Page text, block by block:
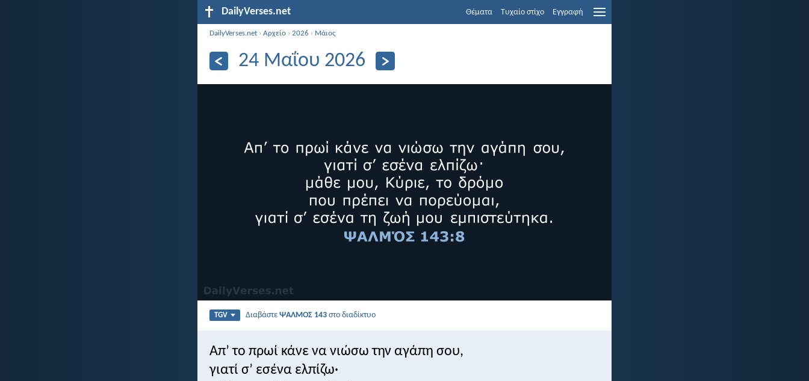
DailyVerses.net Θέματα Τυχαίο στίχο Εγγραφή
DailyVerses.net ›Αρχείο ›2026 › Μάιος
24 Μαΐου 2026
TGV ΔιαβάστεΨΑΛΜΌΣ 143 στο διαδίκτυο
Απ’ το πρωί κάνε να νιώσω την αγάπη σου,
γιατί σ’ εσένα ελπίζω·